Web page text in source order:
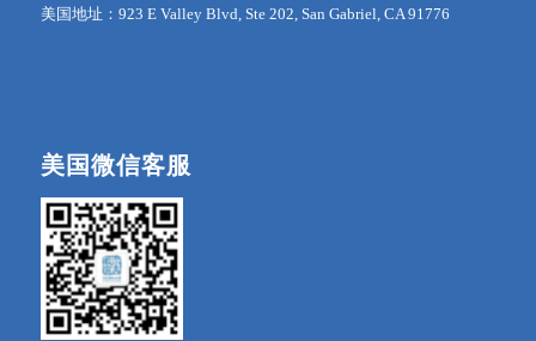
美国地址：923 E Valley Blvd, Ste 202, San Gabriel, CA 91776
美国微信客服